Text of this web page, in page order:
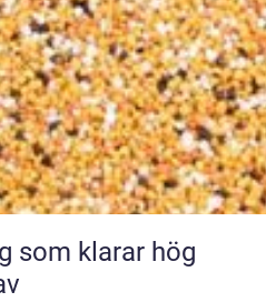
som klarar hög